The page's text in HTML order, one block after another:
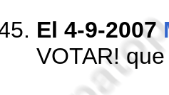
El 4-9-2007
VOTAR!